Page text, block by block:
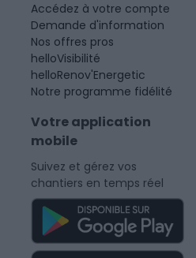
Accédez à votre compte
Demande d'information
Nos offres pros
helloVisibilité
helloRenov'Energetic
Notre programme fidélité
Votre application
mobile
Suivez et gérez vos
chantiers en temps réel